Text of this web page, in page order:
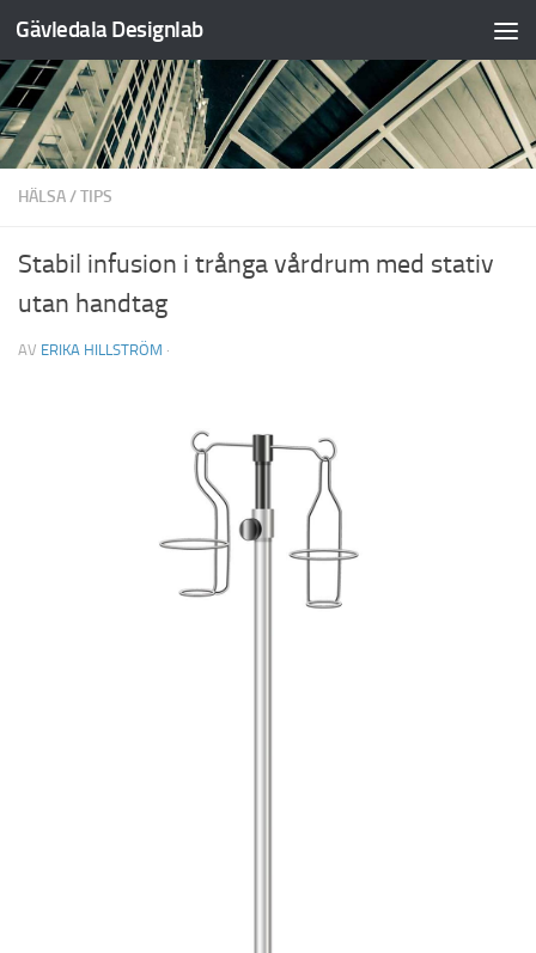
Hoppa till innehåll
Gävledala Designlab
HÄLSA/TIPS
Stabil infusion i trånga vårdrum med stativ
utan handtag
AV ERIKA HILLSTRÖM ·